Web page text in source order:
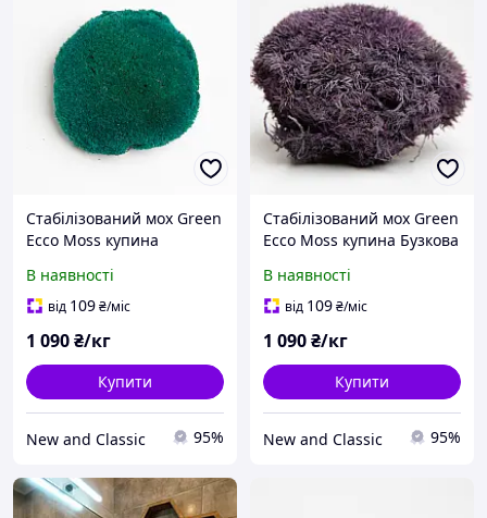
Стабілізований мох Green
Ecco Moss купина
кг
В наявності
від 109₴/міс
1 090₴/кг
Купити
New and Classic 95%
Стабілізований мох Green
Ecco Moss купина Бузкова
В наявності
від 109₴/міс
1 090₴/кг
Купити
New and Classic 95%